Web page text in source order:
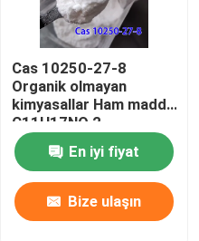
Cas 10250-27-8
Organik olmayan
kimyasallar Ham madde
C11H17NO 2-
Benzylamino-2-Methyl-
1-PropanolEn iyi fiyat
Bize ulaşın